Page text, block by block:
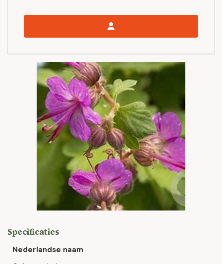
Specificaties
Nederlandse naam